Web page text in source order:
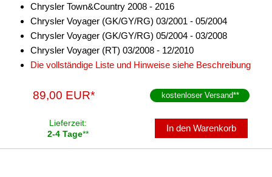
Chrysler Town&Country 2008 - 2016
Chrysler Voyager (GK/GY/RG) 03/2001 - 05/2004
Chrysler Voyager (GK/GY/RG) 05/2004 - 03/2008
Chrysler Voyager (RT) 03/2008 - 12/2010
Die vollständige Liste und Hinweise siehe Beschreibung
89,00 EUR* kostenloser Versand**
Lieferzeit:
2-4 Tage**
In den Warenkorb